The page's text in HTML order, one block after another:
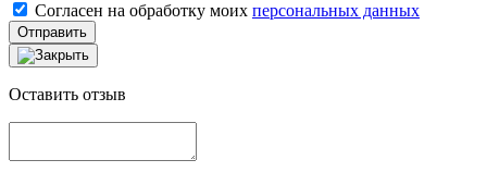
Согласен на обработку моих персональных данных
Отправить
Оставить отзыв